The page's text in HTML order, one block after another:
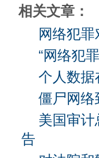
相关文章：
网络犯
“网络犯
个人数据
僵尸网络
美国审
告